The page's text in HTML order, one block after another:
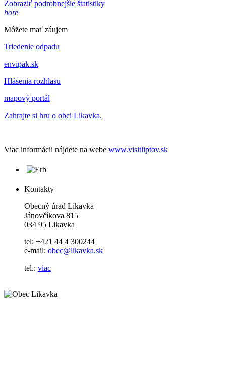
Zobraziť podrobnejšie štatistiky
hore
Môžete mať záujem
Triedenie odpadu
envipak.sk
Hlásenia rozhlasu
mapový portál
Zahrajte si hru o obci Likavka.
Viac informácii nájdete na webe www.visitliptov.sk
Kontakty
Obecný úrad Likavka
Jánovčíkova 815
034 95 Likavka
tel: +421 44 4 300244
e-mail: obec@likavka.sk
tel.: viac